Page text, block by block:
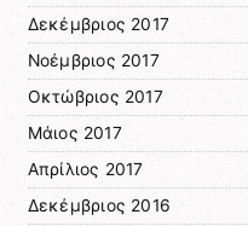
Δεκέμβριος 2017
Νοέμβριος 2017
Οκτώβριος 2017
Μάιος 2017
Απρίλιος 2017
Δεκέμβριος 2016